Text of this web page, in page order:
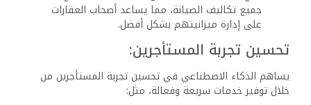
جميع تكاليف الصيانة، مما يساعد أصحاب العقارات
على إدارة ميزانيتهم بشكل أفضل.
تحسين تجربة المستأجرين:
يساهم الذكاء الاصطناعي في تحسين تجربة المستأجرين من
خلال توفير خدمات سريعة وفعالة، مثل: